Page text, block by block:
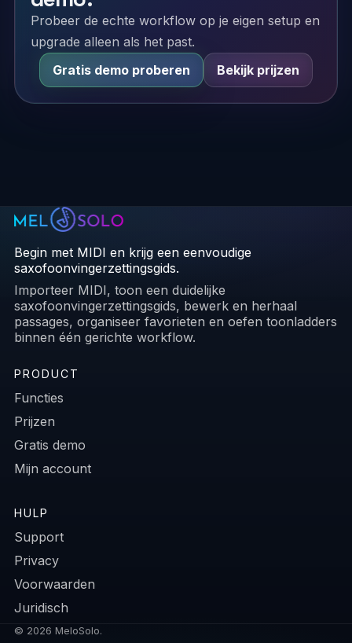
Probeer de echte workflow op je eigen setup en
upgrade alleen als het past.
Gratis demo proberen
Bekijk prijzen
Begin met MIDI en krijg een eenvoudige
saxofoonvingerzettingsgids.
Importeer MIDI, toon een duidelijke
saxofoonvingerzettingsgids, bewerk en herhaal
passages, organiseer favorieten en oefen toonladders
binnen één gerichte workflow.
PRODUCT
Functies
Prijzen
Gratis demo
Mijn account
HULP
Support
Privacy
Voorwaarden
Juridisch
© 2026 MeloSolo.